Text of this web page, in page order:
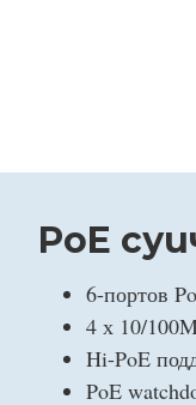
PoE
6-портов
4 х 10/
Hi-PoE
PoE